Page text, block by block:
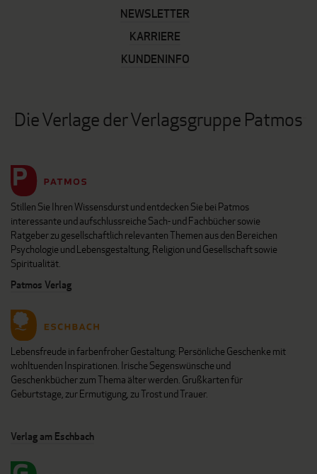
NEWSLETTER
KARRIERE
KUNDENINFO
Die Verlage der Verlagsgruppe Patmos
Stillen Sie Ihren Wissensdurst und entdecken Sie bei Patmos
interessante und aufschlussreiche Sach- und Fachbücher sowie
Ratgeber zu gesellschaftlich relevanten Themen aus den Bereichen
Psychologie und Lebensgestaltung, Religion und Gesellschaft sowie
Spiritualität.
Patmos Verlag
Lebensfreude in farbenfroher Gestaltung: Persönliche Geschenke mit
wohltuenden Inspirationen. Irische Segenswünsche und
Geschenkbücher zum Thema älter werden. Grußkarten für
Geburtstage, zur Ermutigung, zu Trost und Trauer.
Verlag am Eschbach